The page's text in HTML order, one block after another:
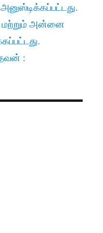
மற்றும் அன்னை
: